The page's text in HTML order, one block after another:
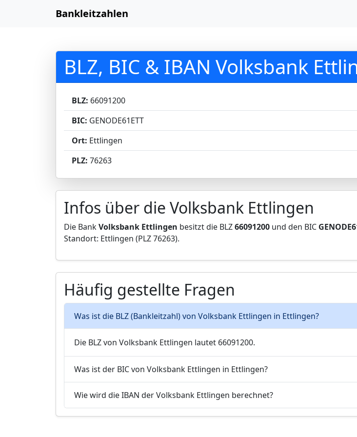
Bankleitzahlen
BLZ, BIC & IBAN Volksbank
BLZ: 66091200
BIC: GENODE61ETT
Ort: Ettlingen
PLZ: 76263
Infos über die Volksbank Ettlingen
Die BankVolksbank Ettlingen besitzt die BLZ66091200 und den BIC
Standort: Ettlingen (PLZ 76263).
Häufig gestellte Fragen
Was ist die BLZ (Bankleitzahl) von Volksbank Ettlingen in Ettlingen?
Die BLZ von Volksbank Ettlingen lautet 66091200.
Was ist der BIC von Volksbank Ettlingen in Ettlingen?
Wie wird die IBAN der Volksbank Ettlingen berechnet?